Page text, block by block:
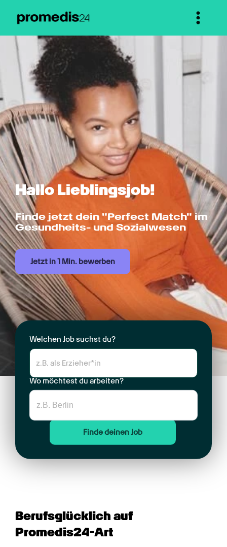
Hallo Lieblingsjob!
Finde jetzt dein "Perfect Match" im
Gesundheits- und Sozialwesen
Jetzt in 1 Min. bewerben
Welchen Job suchst du?
Wo möchtest du arbeiten?
Finde deinen Job
Berufsglücklich auf
Promedis24-Art